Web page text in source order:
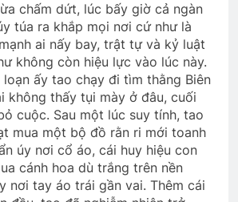
Ago 2 Years Ago
MÃI TẠ ƠN (M.S. Lowndes)
Ago
TIẾC NỮA EM
Ago
chấm dứt, lúc bấy giờ cả ngàn
túa ra khắp mọi nơi cứ như là
ai nấy bay, trật tự và kỷ luật
không còn hiệu lực vào lúc này.
loạn ấy tao chạy đi tìm thằng Biên
không thấy tụi mày ở đâu, cuối
cuộc. Sau một lúc suy tính, tao
mua một bộ đồ rằn ri mới toanh
úy nơi cổ áo, cái huy hiệu con
cánh hoa dù trắng trên nền
nơi tay áo trái gần vai. Thêm cái